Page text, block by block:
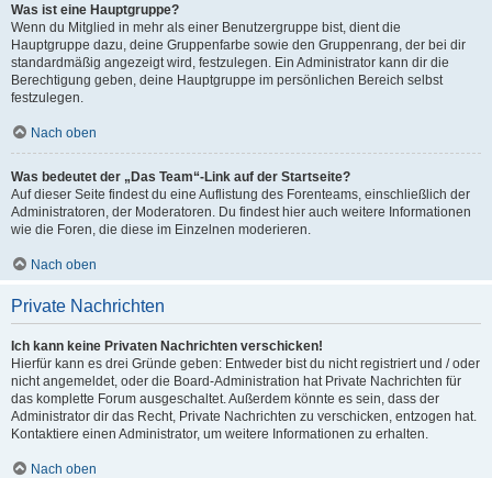
Was ist eine Hauptgruppe?
Wenn du Mitglied in mehr als einer Benutzergruppe bist, dient die
Hauptgruppe dazu, deine Gruppenfarbe sowie den Gruppenrang, der bei dir
standardmäßig angezeigt wird, festzulegen. Ein Administrator kann dir die
Berechtigung geben, deine Hauptgruppe im persönlichen Bereich selbst
festzulegen.
Nach oben
Was bedeutet der „Das Team“-Link auf der Startseite?
Auf dieser Seite findest du eine Auflistung des Forenteams, einschließlich der
Administratoren, der Moderatoren. Du findest hier auch weitere Informationen
wie die Foren, die diese im Einzelnen moderieren.
Nach oben
Private Nachrichten
Ich kann keine Privaten Nachrichten verschicken!
Hierfür kann es drei Gründe geben: Entweder bist du nicht registriert und / oder
nicht angemeldet, oder die Board-Administration hat Private Nachrichten für
das komplette Forum ausgeschaltet. Außerdem könnte es sein, dass der
Administrator dir das Recht, Private Nachrichten zu verschicken, entzogen hat.
Kontaktiere einen Administrator, um weitere Informationen zu erhalten.
Nach oben